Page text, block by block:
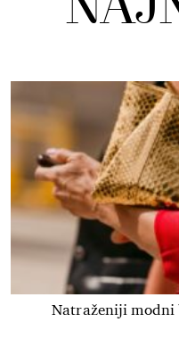
Natraženiji modni